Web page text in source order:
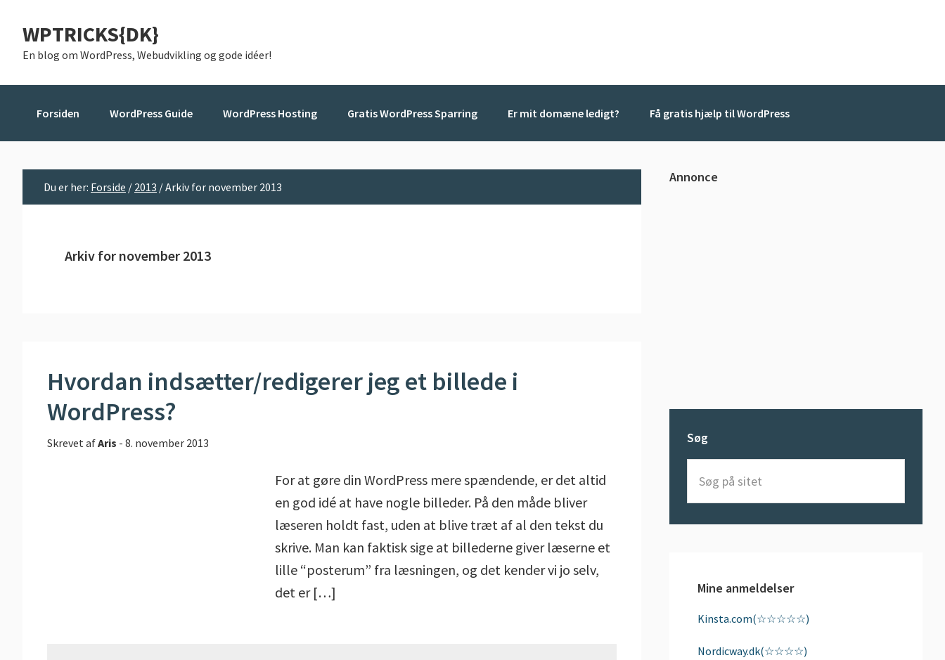
direkte
indhold
direkte
WPTRICKS{DK}
En blog om WordPress, Webudvikling og gode idéer!
Forsiden WordPress Guide WordPress Hosting Gratis WordPress Sparring Er mit domæne ledigt? Få gratis hjælp til WordPress
Du er her: Forside / 2013 /Arkiv for november 2013
Arkiv for november 2013
Hvordan indsætter/redigerer jeg et billede i
WordPress?
Skrevet afAris - 8. november 2013
For at gøre din WordPress mere spændende, er det altid
en god idé at have nogle billeder. På den måde bliver
læseren holdt fast, uden at blive træt af al den tekst du
skrive. Man kan faktisk sige at billederne giver læserne et
lille “posterum” fra læsningen, og det kender vi jo selv,
det er […]
Primær
Annonce
Søg
sitet
Mine anmeldelser
Kinsta.com(☆☆☆☆☆)
Nordicway.dk(☆☆☆☆)